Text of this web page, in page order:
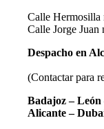
Calle Hermosilla
Calle Jorge Juan
Despacho en
(Contactar para
Badajoz –
Alicante –